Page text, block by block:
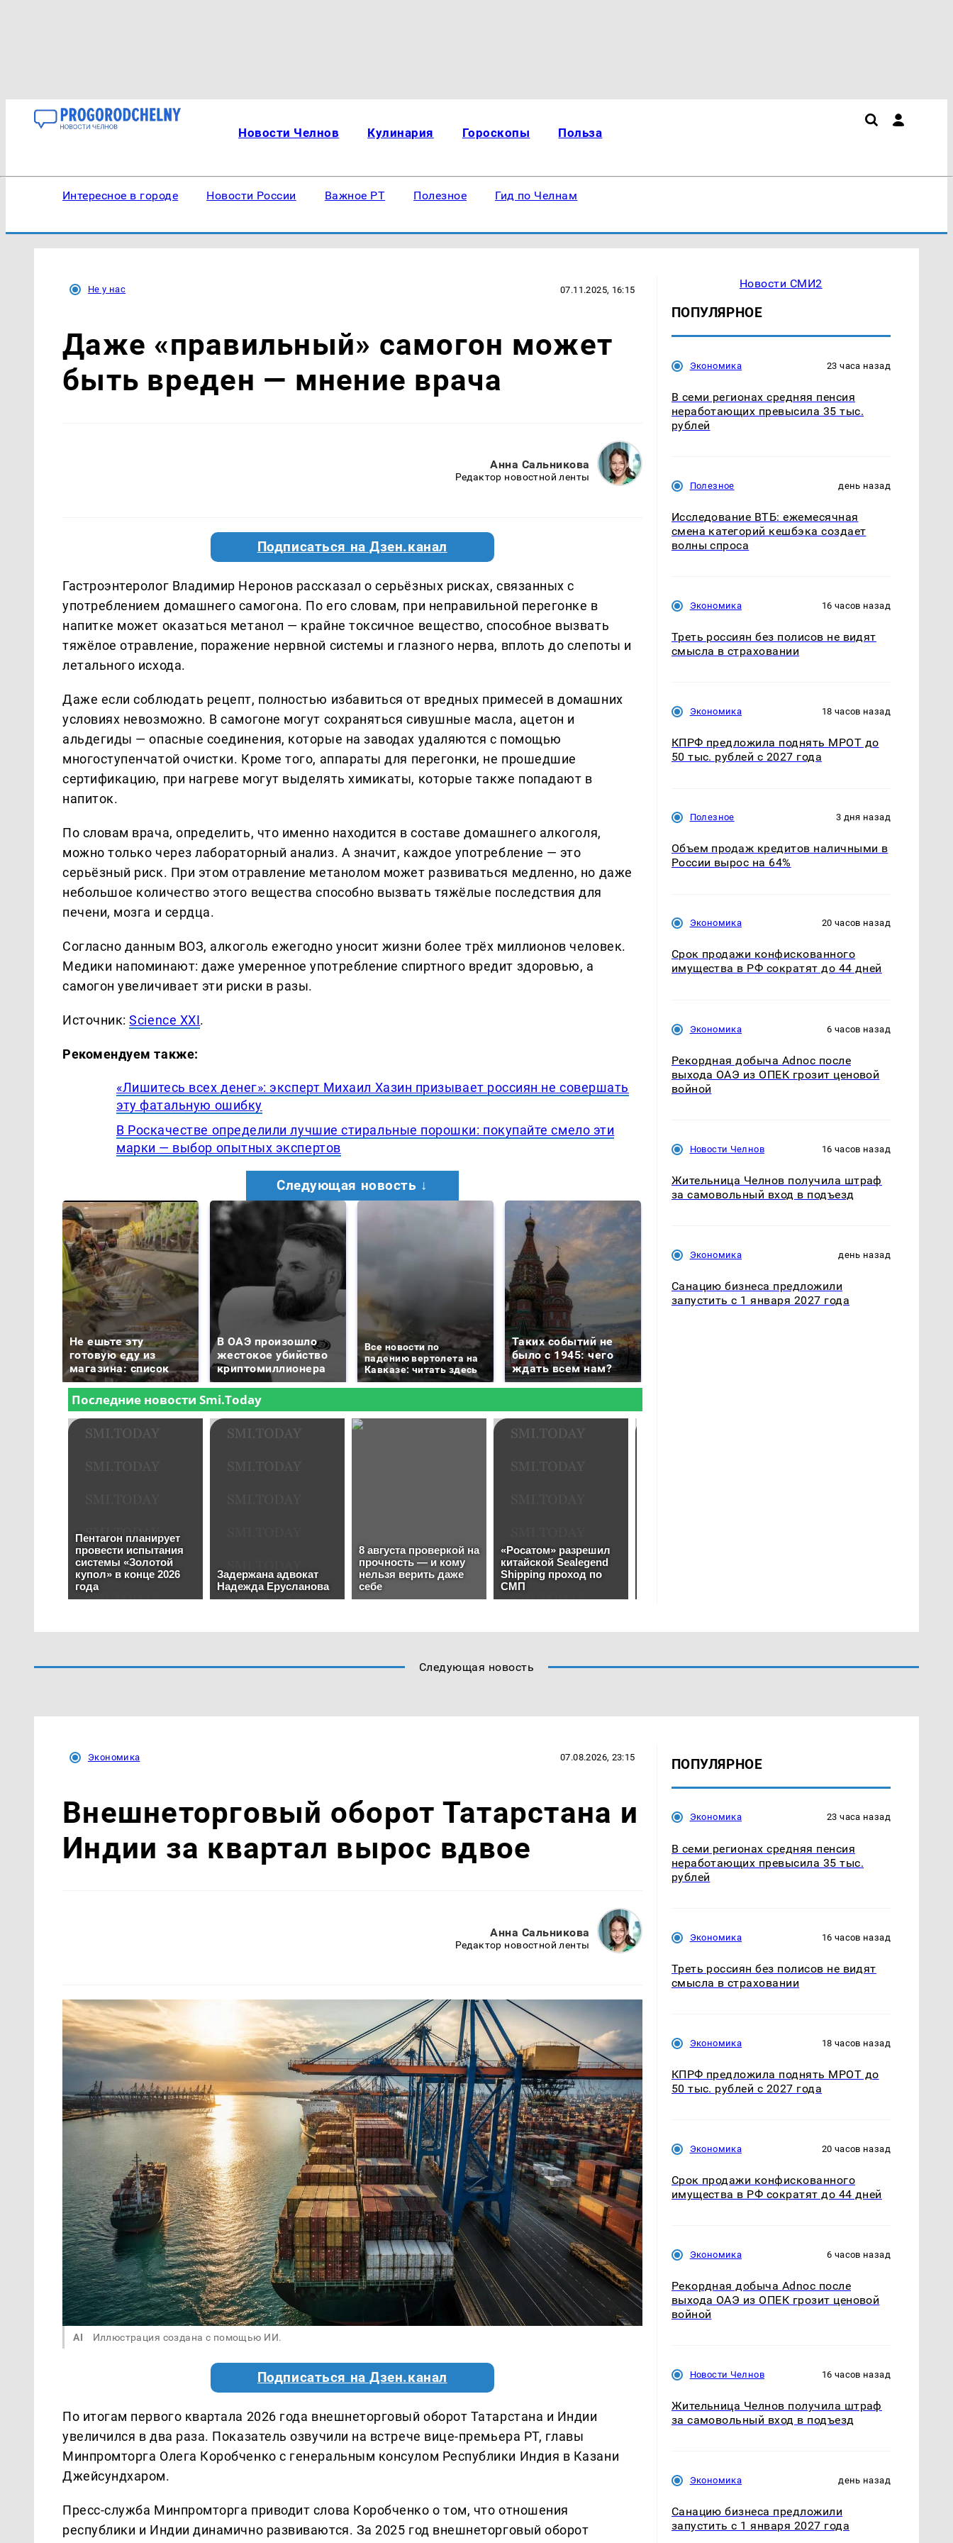
Новости Челнов Кулинария Гороскопы Польза
Интересное в городе Новости России Важное РТ Полезное Гид по Челнам
Не у нас 07.11.2025, 16:15
Даже «правильный» самогон может
быть вреден — мнение врача
Анна Сальникова
Редактор новостной ленты
Подписаться на Дзен.канал
Гастроэнтеролог Владимир Неронов рассказал о серьёзных рисках, связанных с
употреблением домашнего самогона. По его словам, при неправильной перегонке в
напитке может оказаться метанол — крайне токсичное вещество, способное вызвать
тяжёлое отравление, поражение нервной системы и глазного нерва, вплоть до слепоты и
летального исхода.
Даже если соблюдать рецепт, полностью избавиться от вредных примесей в домашних
условиях невозможно. В самогоне могут сохраняться сивушные масла, ацетон и
альдегиды — опасные соединения, которые на заводах удаляются с помощью
многоступенчатой очистки. Кроме того, аппараты для перегонки, не прошедшие
сертификацию, при нагреве могут выделять химикаты, которые также попадают в
напиток.
По словам врача, определить, что именно находится в составе домашнего алкоголя,
можно только через лабораторный анализ. А значит, каждое употребление — это
серьёзный риск. При этом отравление метанолом может развиваться медленно, но даже
небольшое количество этого вещества способно вызвать тяжёлые последствия для
печени, мозга и сердца.
Согласно данным ВОЗ, алкоголь ежегодно уносит жизни более трёх миллионов человек.
Медики напоминают: даже умеренное употребление спиртного вредит здоровью, а
самогон увеличивает эти риски в разы.
Источник:Science XXI.
Рекомендуем также:
«Лишитесь всех денег»: эксперт Михаил Хазин призывает россиян не совершать
эту фатальную ошибку
В Роскачестве определили лучшие стиральные порошки: покупайте смело эти
марки — выбор опытных экспертов
Следующая новость ↓
Не ешьте эту
готовую еду из
магазина: список
В ОАЭ произошло
жестокое убийство
криптомиллионера
Все новости по
падению вертолета на
Кавказе: читать здесь
Таких событий не
было с 1945: чего
ждать всем нам?
Новости СМИ2
ПОПУЛЯРНОЕ
Экономика 23 часа назад
В семи регионах средняя пенсия
неработающих превысила 35 тыс.
рублей
Полезное день назад
Исследование ВТБ: ежемесячная
смена категорий кешбэка создает
волны спроса
Экономика 16 часов назад
Треть россиян без полисов не видят
смысла в страховании
Экономика 18 часов назад
КПРФ предложила поднять МРОТ до
50 тыс. рублей с 2027 года
Полезное 3 дня назад
Объем продаж кредитов наличными в
России вырос на 64%
Экономика 20 часов назад
Срок продажи конфискованного
имущества в РФ сократят до 44 дней
Экономика 6 часов назад
Рекордная добыча Adnoc после
выхода ОАЭ из ОПЕК грозит ценовой
войной
Новости Челнов 16 часов назад
Жительница Челнов получила штраф
за самовольный вход в подъезд
Экономика день назад
Санацию бизнеса предложили
запустить с 1 января 2027 года
Следующая новость
Экономика 07.08.2026, 23:15
Внешнеторговый оборот Татарстана и
Индии за квартал вырос вдвое
Анна Сальникова
Редактор новостной ленты
AI Иллюстрация создана с помощью ИИ.
Подписаться на Дзен.канал
По итогам первого квартала 2026 года внешнеторговый оборот Татарстана и Индии
увеличился в два раза. Показатель озвучили на встрече вице-премьера РТ, главы
Минпромторга Олега Коробченко с генеральным консулом Республики Индия в Казани
Джейсундхаром.
Пресс-служба Минпромторга приводит слова Коробченко о том, что отношения
республики и Индии динамично развиваются. За 2025 год внешнеторговый оборот
ПОПУЛЯРНОЕ
Экономика 23 часа назад
В семи регионах средняя пенсия
неработающих превысила 35 тыс.
рублей
Экономика 16 часов назад
Треть россиян без полисов не видят
смысла в страховании
Экономика 18 часов назад
КПРФ предложила поднять МРОТ до
50 тыс. рублей с 2027 года
Экономика 20 часов назад
Срок продажи конфискованного
имущества в РФ сократят до 44 дней
Экономика 6 часов назад
Рекордная добыча Adnoc после
выхода ОАЭ из ОПЕК грозит ценовой
войной
Новости Челнов 16 часов назад
Жительница Челнов получила штраф
за самовольный вход в подъезд
Экономика день назад
Санацию бизнеса предложили
запустить с 1 января 2027 года